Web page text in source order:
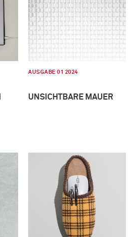
AUSGABE 01 2024
UNSICHTBARE MAUER